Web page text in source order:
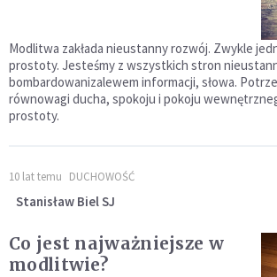
Modlitwa zakłada nieustanny rozwój. Zwykle
prostoty. Jesteśmy z wszystkich stron
bombardowanizalewem informacji, słowa.
równowagi ducha, spokoju i pokoju
prostoty.
10 lat temu DUCHOWOŚĆ
Stanisław Biel SJ
Co jest najważniejsze w
modlitwie?